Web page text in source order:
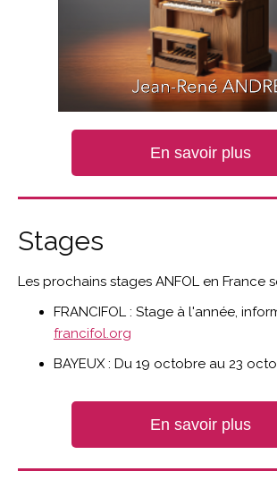
En savoir plus
Stages
Les prochains stages ANFOL en France
FRANCIFOL : Stage à l'année,
francifol.org
BAYEUX : Du 19 octobre au 23
En savoir plus